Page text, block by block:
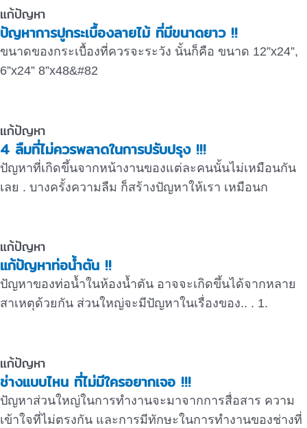
แก้ปัญหา
ปัญหาการปูกระเบื้องลายไม้ ที่มีขนาดยาว !!
ขนาดของกระเบื้องที่ควรจะระวัง นั้นก็คือ ขนาด 12”x24”,
6”x24” 8”x48&#82
แก้ปัญหา
4 ลืมที่ไม่ควรพลาดในการปรับปรุง !!!
ปัญหาที่เกิดขึ้นจากหน้างานของแต่ละคนนั้นไม่เหมือนกัน
เลย . บางครั้งความลืม ก็สร้างปัญหาให้เรา เหมือนก
แก้ปัญหา
แก้ปัญหาท่อน้ำตัน !!
ปัญหาของท่อน้ำในห้องน้ำตัน อาจจะเกิดขึ้นได้จากหลาย
สาเหตุด้วยกัน ส่วนใหญ่จะมีปัญหาในเรื่องของ.. . 1.
แก้ปัญหา
ช่างแบบไหน ที่ไม่มีใครอยากเจอ !!!
ปัญหาส่วนใหญ่ในการทำงานจะมาจากการสื่อสาร ความ
เข้าใจที่ไม่ตรงกัน และการมีทักษะในการทำงานของช่างที่